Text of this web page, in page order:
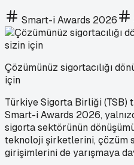
Smart-i Awards 2026
Çözümünüz sigortacılığı
için
Türkiye Sigorta Birliği (TSB)
Smart-i Awards 2026,
sigorta sektörünün
teknoloji şirketlerini, çözüm
girişimlerini de yarışmaya